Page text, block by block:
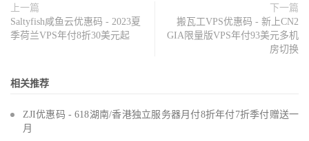
上一篇
Saltyfish咸鱼云优惠码 - 2023夏
季荷兰VPS年付8折30美元起
下一篇
搬瓦工VPS优惠码 - 新上CN2
GIA限量版VPS年付93美元多机
房切换
相关推荐
ZJI优惠码 - 618湖南/香港独立服务器月付8折年付7折季付赠送一
月